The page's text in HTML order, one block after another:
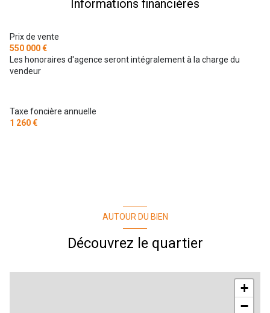
Informations financières
Prix de vente
550 000 €
Les honoraires d'agence seront intégralement à la charge du
vendeur
Taxe foncière annuelle
1 260 €
AUTOUR DU BIEN
Découvrez le quartier
+
−